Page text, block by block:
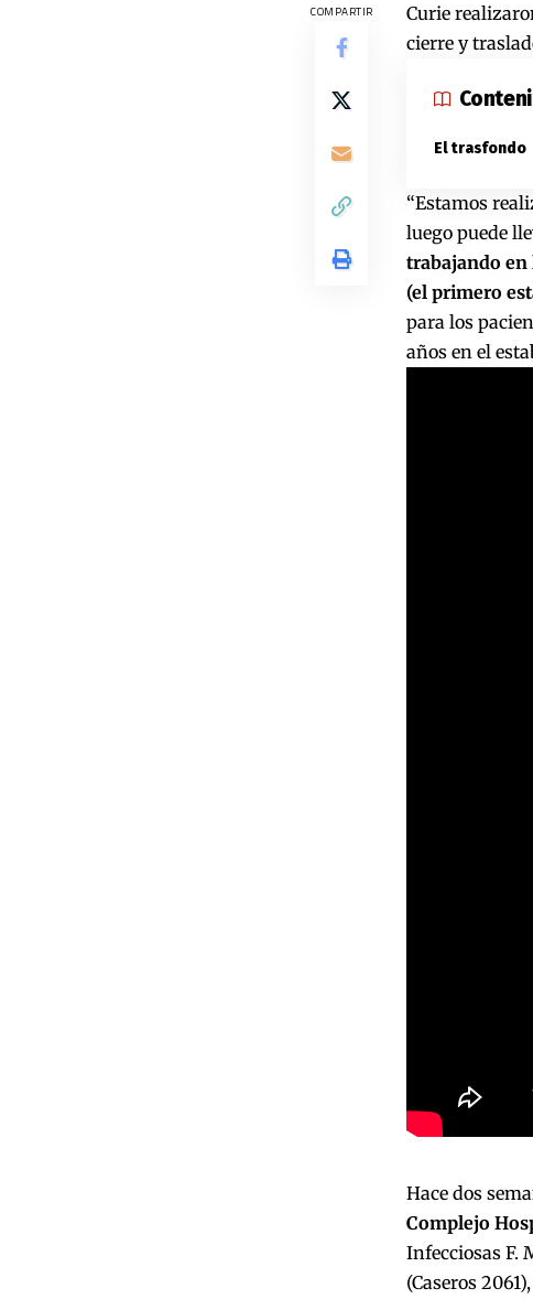
COMPARTIR
Curie
cierre y
El trasfondo
“Estamos
luego puede
trabajando en
(el primero
para los
años en el
Hace dos
Complejo
Infecciosas F.
(Caseros